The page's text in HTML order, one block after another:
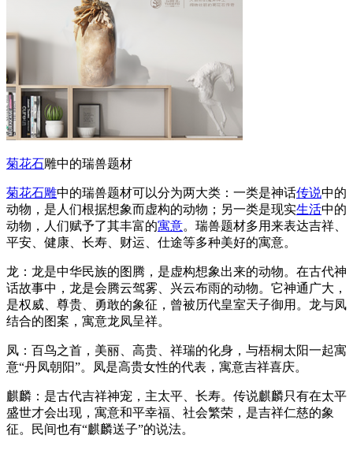
菊花石雕中的瑞兽题材
菊花石雕中的瑞兽题材可以分为两大类：一类是神话传说中的
动物，是人们根据想象而虚构的动物；另一类是现实生活中的
动物，人们赋予了其丰富的寓意。瑞兽题材多用来表达吉祥、
平安、健康、长寿、财运、仕途等多种美好的寓意。
龙：龙是中华民族的图腾，是虚构想象出来的动物。在古代神
话故事中，龙是会腾云驾雾、兴云布雨的动物。它神通广大，
是权威、尊贵、勇敢的象征，曾被历代皇室天子御用。龙与凤
结合的图案，寓意龙凤呈祥。
凤：百鸟之首，美丽、高贵、祥瑞的化身，与梧桐太阳一起寓
意“丹凤朝阳”。凤是高贵女性的代表，寓意吉祥喜庆。
麒麟：是古代吉祥神宠，主太平、长寿。传说麒麟只有在太平
盛世才会出现，寓意和平幸福、社会繁荣，是吉祥仁慈的象
征。民间也有“麒麟送子”的说法。